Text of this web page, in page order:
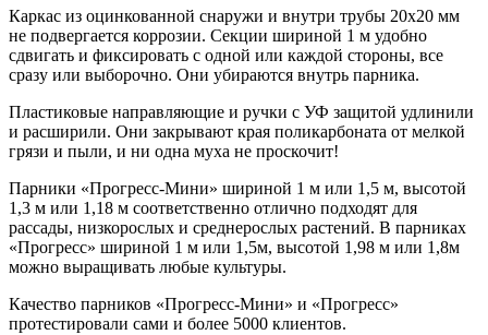
Каркас из оцинкованной снаружи и внутри трубы 20х20 мм
не подвергается коррозии. Секции шириной 1 м удобно
сдвигать и фиксировать с одной или каждой стороны, все
сразу или выборочно. Они убираются внутрь парника.
Пластиковые направляющие и ручки с УФ защитой удлинили
и расширили. Они закрывают края поликарбоната от мелкой
грязи и пыли, и ни одна муха не проскочит!
Парники «Прогресс-Мини» шириной 1 м или 1,5 м, высотой
1,3 м или 1,18 м соответственно отлично подходят для
рассады, низкорослых и среднерослых растений. В парниках
«Прогресс» шириной 1 м или 1,5м, высотой 1,98 м или 1,8м
можно выращивать любые культуры.
Качество парников «Прогресс-Мини» и «Прогресс»
протестировали сами и более 5000 клиентов.